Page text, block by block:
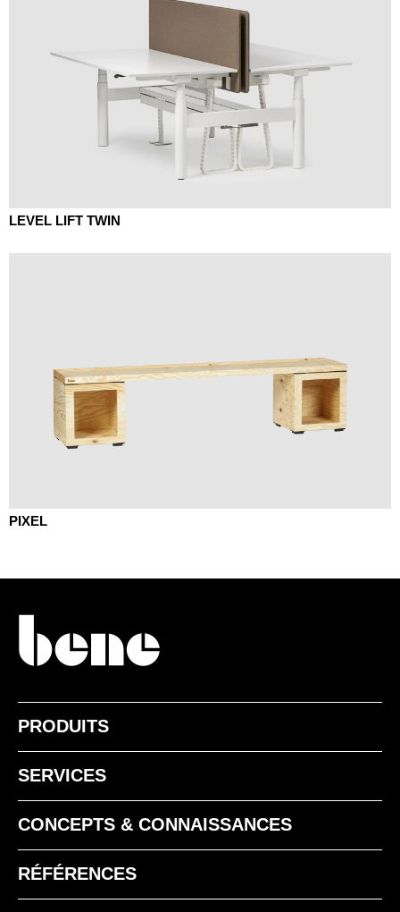
LEVEL LIFT TWIN
PIXEL
PRODUITS
SERVICES
CONCEPTS & CONNAISSANCES
RÉFÉRENCES